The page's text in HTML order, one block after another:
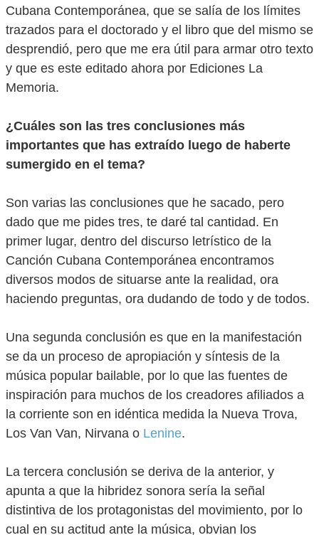
Cubana Contemporánea, que se salía de los límites
trazados para el doctorado y el libro que del mismo se
desprendió, pero que me era útil para armar otro texto
y que es este editado ahora por Ediciones La
Memoria.
¿Cuáles son las tres conclusiones más
importantes que has extraído luego de haberte
sumergido en el tema?
Son varias las conclusiones que he sacado, pero
dado que me pides tres, te daré tal cantidad. En
primer lugar, dentro del discurso letrístico de la
Canción Cubana Contemporánea encontramos
diversos modos de situarse ante la realidad, ora
haciendo preguntas, ora dudando de todo y de todos.
Una segunda conclusión es que en la manifestación
se da un proceso de apropiación y síntesis de la
música popular bailable, por lo que las fuentes de
inspiración para muchos de los creadores afiliados a
la corriente son en idéntica medida la Nueva Trova,
Los Van Van, Nirvana o Lenine.
La tercera conclusión se deriva de la anterior, y
apunta a que la hibridez sonora sería la señal
distintiva de los protagonistas del movimiento, por lo
cual en su actitud ante la música, obvian los